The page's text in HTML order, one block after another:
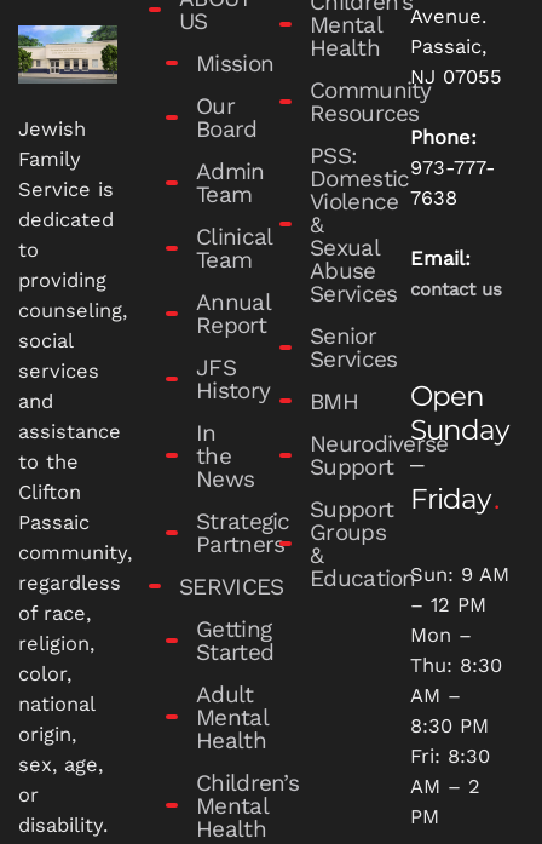
Jewish
Family
Service is
dedicated
to
providing
counseling,
social
services
and
assistance
to the
Clifton
Passaic
community,
regardless
of race,
religion,
color,
national
origin,
sex, age,
or
disability.
US
Mission
Our
Board
Admin
Team
Clinical
Team
Annual
Report
JFS
History
In
the
News
Strategic
Partners
SERVICES
Getting
Started
Adult
Mental
Health
Children’s
Mental
Health
Mental
Health
Community
Resources
PSS:
Domestic
Violence
&
Sexual
Abuse
Services
Senior
Services
BMH
Neurodiverse
Support
Support
Groups
&
Education
Avenue.
Passaic,
NJ 07055
Phone:
973-777-
7638
Email:
contact us
Open
Sunday
–
Friday
Sun: 9 AM
– 12 PM
Mon –
Thu: 8:30
AM –
8:30 PM
Fri: 8:30
AM – 2
PM